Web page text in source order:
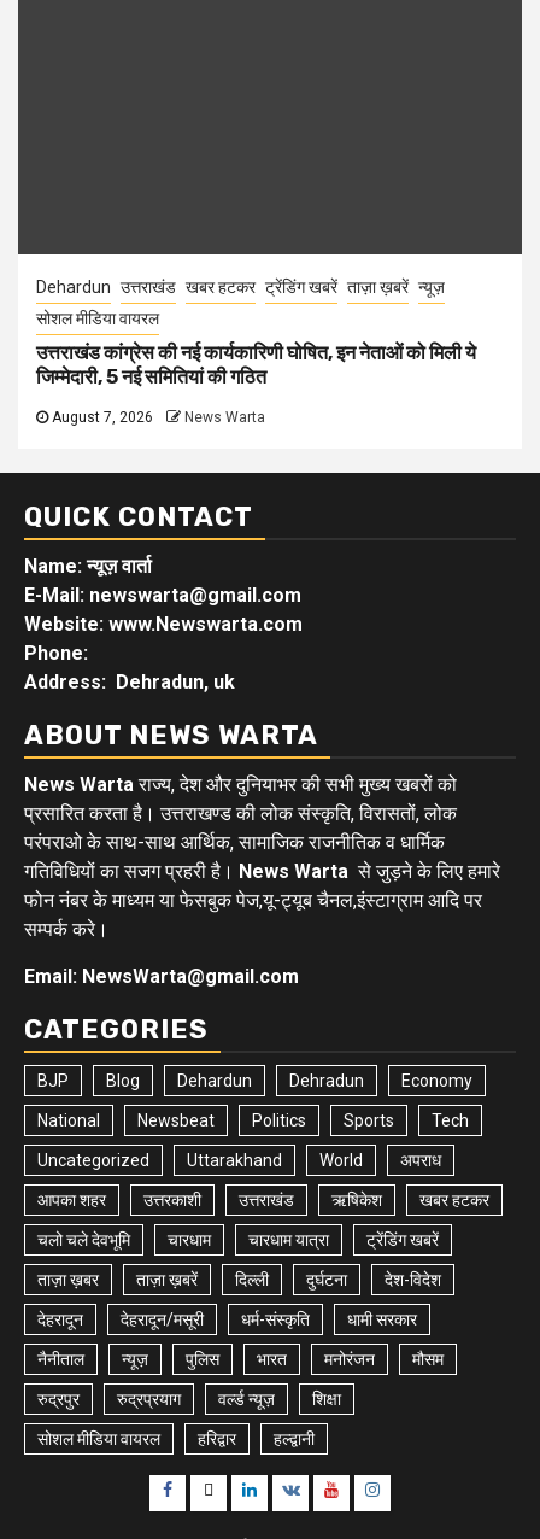
Dehardun उत्तराखंड खबर हटकर ट्रेंडिंग खबरें ताज़ा ख़बरें न्यूज़
सोशल मीडिया वायरल
उत्तराखंड कांग्रेस की नई कार्यकारिणी घोषित, इन नेताओं को मिली ये
जिम्मेदारी, 5 नई समितियां की गठित
August 7, 2026 News Warta
QUICK CONTACT
Name: न्यूज़ वार्ता
E-Mail: newswarta@gmail.com
Website: www.Newswarta.com
Phone:
Address: Dehradun, uk
ABOUT NEWS WARTA
News Wartaराज्य, देश और दुनियाभर की सभी मुख्य खबरों को
प्रसारित करता है। उत्तराखण्ड की लोक संस्कृति, विरासतों, लोक
परंपराओ के साथ-साथ आर्थिक, सामाजिक राजनीतिक व धार्मिक
गतिविधियों का सजग प्रहरी है। News Warta से जुड़ने के लिए हमारे
फोन नंबर के माध्यम या फेसबुक पेज,यू-ट्यूब चैनल,इंस्टाग्राम आदि पर
सम्पर्क करे।
Email: NewsWarta@gmail.com
CATEGORIES
BJP Blog Dehardun Dehradun Economy
National Newsbeat Politics Sports Tech
Uncategorized Uttarakhand World अपराध
आपका शहर उत्तरकाशी उत्तराखंड ऋषिकेश खबर हटकर
चलो चले देवभूमि चारधाम चारधाम यात्रा ट्रेंडिंग खबरें
ताज़ा ख़बर ताज़ा ख़बरें दिल्ली दुर्घटना देश-विदेश
देहरादून देहरादून/मसूरी धर्म-संस्कृति धामी सरकार
नैनीताल न्यूज़ पुलिस भारत मनोरंजन मौसम
रुद्रपुर रुद्रप्रयाग वर्ल्ड न्यूज़ शिक्षा
सोशल मीडिया वायरल हरिद्वार हल्द्वानी
Facebook
TwitterLinkedin
VK YoutubeInstagram